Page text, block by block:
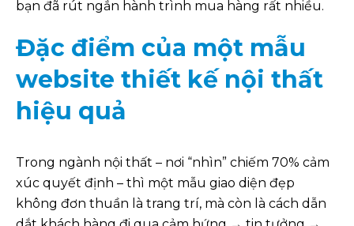
bạn đã rút ngắn hành trình mua hàng rất nhiều.
Đặc điểm của một mẫu
website thiết kế nội thất
hiệu quả
Trong ngành nội thất – nơi “nhìn” chiếm 70% cảm
xúc quyết định – thì một mẫu giao diện đẹp
không đơn thuần là trang trí, mà còn là cách dẫn